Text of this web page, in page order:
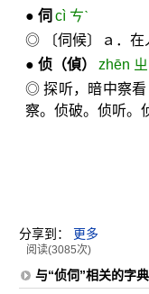
● 伺 cì ㄘˋ
◎ 〔伺候〕ａ．在
● 侦（偵）
zhēn ㄓ
◎ 探听，暗中察看
察。侦破。侦听。
分享到： 更多
阅读(3085次)
与“侦伺”相关的字